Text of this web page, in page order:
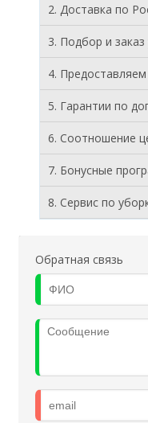
2. Доставка по
3. Подбор и заказ
4.
5. Гарантии по
6. Соотношение
7. Бонусные
8. Cервис по
Обратная связь